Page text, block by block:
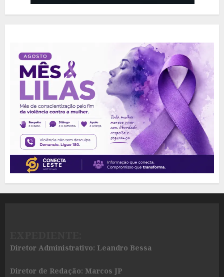
Diretor Administrativo: Leandro Bessa
Diretor de Redação: Marcos JP